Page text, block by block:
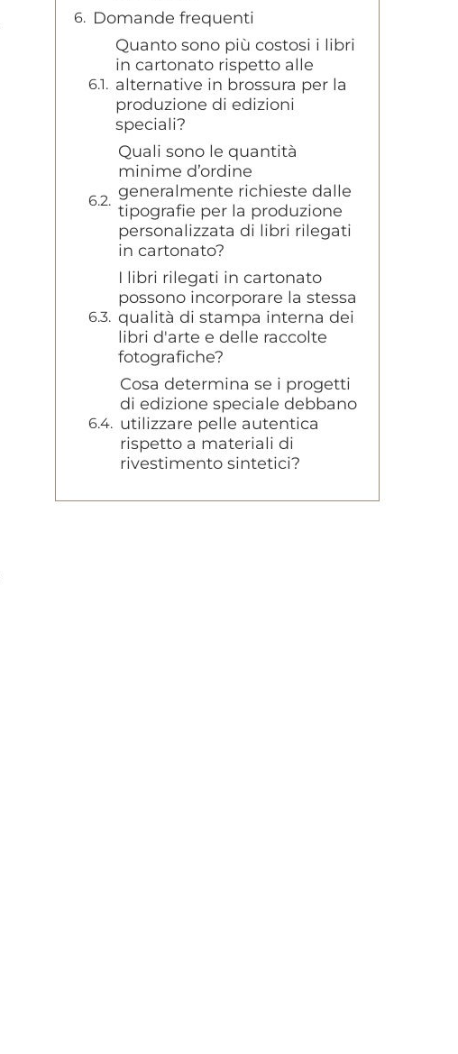
Domande frequenti
Quanto sono più costosi i libri
in cartonato rispetto alle
alternative in brossura per la
produzione di edizioni
speciali?
Quali sono le quantità
minime d’ordine
generalmente richieste dalle
tipografie per la produzione
personalizzata di libri rilegati
in cartonato?
I libri rilegati in cartonato
possono incorporare la stessa
qualità di stampa interna dei
libri d'arte e delle raccolte
fotografiche?
Cosa determina se i progetti
di edizione speciale debbano
utilizzare pelle autentica
rispetto a materiali di
rivestimento sintetici?